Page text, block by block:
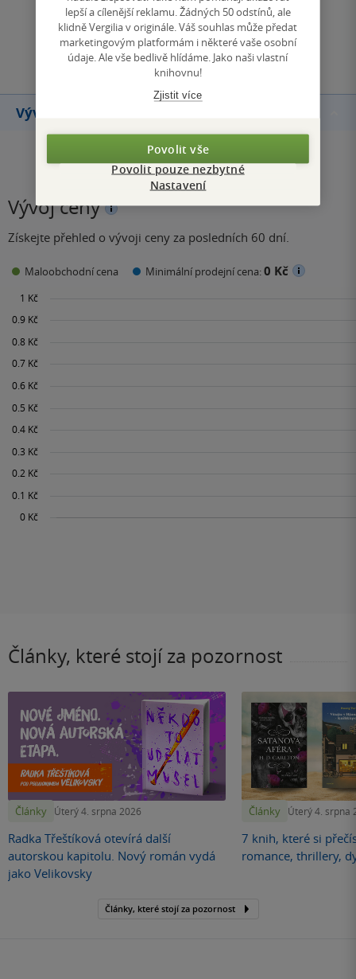
Přidat hodnocení
Vývoj ceny
Vývoj ceny
Získejte přehled o vývoji ceny za posledních 60 dní.
Maloobchodní cena Minimální prodejní cena:0 Kč
Články, které stojí za pozornost
Články Úterý 4. srpna 2026
Radka Třeštíková otevírá další
autorskou kapitolu. Nový román vydá
jako Velikovsky
Články Úterý 4. srpna
7 knih, které si
romance, thrillery,
Články, které stojí za pozornost
lepší a cílenější reklamu. Žádných 50 odstínů, ale
klidně Vergilia v originále. Váš souhlas může předat
marketingovým platformám i některé vaše osobní
údaje. Ale vše bedlivě hlídáme. Jako naši vlastní
knihovnu!
Zjistit více
Povolit vše
Povolit pouze nezbytné
Nastavení